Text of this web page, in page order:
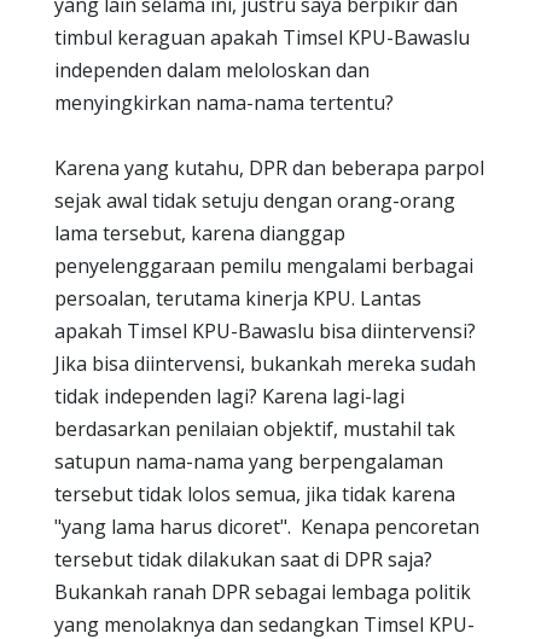
timbul keraguan apakah Timsel KPU-Bawaslu
independen dalam meloloskan dan
menyingkirkan nama-nama tertentu?
Karena yang kutahu, DPR dan beberapa parpol
sejak awal tidak setuju dengan orang-orang
lama tersebut, karena dianggap
penyelenggaraan pemilu mengalami berbagai
persoalan, terutama kinerja KPU. Lantas
apakah Timsel KPU-Bawaslu bisa diintervensi?
Jika bisa diintervensi, bukankah mereka sudah
tidak independen lagi? Karena lagi-lagi
berdasarkan penilaian objektif, mustahil tak
satupun nama-nama yang berpengalaman
tersebut tidak lolos semua, jika tidak karena
"yang lama harus dicoret". Kenapa pencoretan
tersebut tidak dilakukan saat di DPR saja?
Bukankah ranah DPR sebagai lembaga politik
yang menolaknya dan sedangkan Timsel KPU-